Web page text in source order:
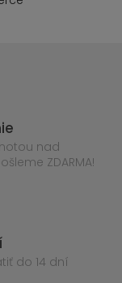
nad
ZDARMA!
do 14 dní